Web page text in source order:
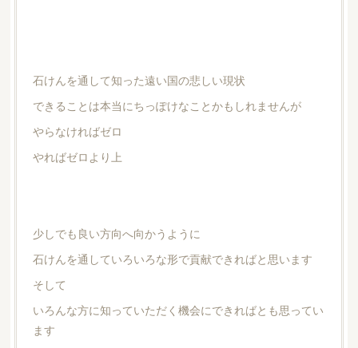
石けんを通して知った遠い国の悲しい現状
できることは本当にちっぽけなことかもしれませんが
やらなければゼロ
やればゼロより上
少しでも良い方向へ向かうように
石けんを通していろいろな形で貢献できればと思います
そして
いろんな方に知っていただく機会にできればとも思ってい
ます